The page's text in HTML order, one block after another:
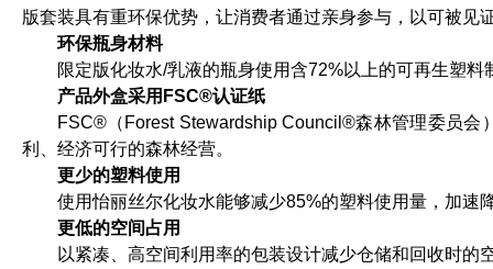
版套装具有重环保优势，让消费者通过亲身参与，以可被见
环保瓶身材料
限定版化妆水/乳液的瓶身使用含72%以上的可再生塑料
产品外盒采用FSC®认证纸
FSC®（Forest Stewardship Council®森林管理委员
利、经济可行的森林经营。
更少的塑料使用
使用怡丽丝尔化妆水能够减少85%的塑料使用量，加速
更低的空间占用
以紧凑、高空间利用率的包装设计减少仓储和回收时的